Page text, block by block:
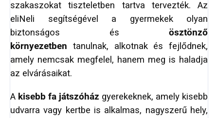
szakaszokat tiszteletben tartva tervezték. Az
eliNeli segítségével a gyermekek olyan
biztonságos és ösztönző
környezetben tanulnak, alkotnak és fejlődnek,
amely nemcsak megfelel, hanem meg is haladja
az elvárásaikat.
A kisebb fa játszóház gyerekeknek, amely kisebb
udvarra vagy kertbe is alkalmas, nagyszerű hely,